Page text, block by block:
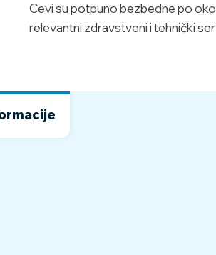
Cevi su potpuno bezbedne po
relevantni zdravstveni i tehnički